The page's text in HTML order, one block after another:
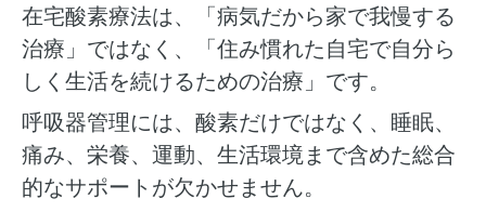
在宅酸素療法は、「病気だから家で我慢する
治療」ではなく、「住み慣れた自宅で自分ら
しく生活を続けるための治療」です。
呼吸器管理には、酸素だけではなく、睡眠、
痛み、栄養、運動、生活環境まで含めた総合
的なサポートが欠かせません。